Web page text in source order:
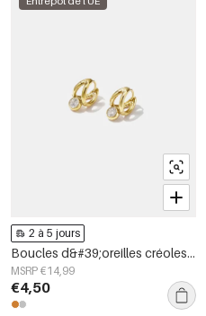
2 à 5 jours
Boucles d&#39;oreilles créoles en acier inoxydable, forme irrégulière, collection Simple Daily Simple, bijoux pour femmes
MSRP €14,99
€4,50